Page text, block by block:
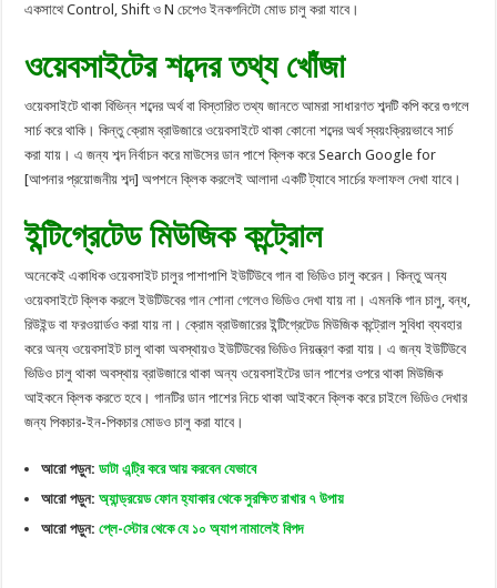
একসাথে Control, Shift ও N চেপেও ইনকগনিটো মোড চালু করা যাবে।
ওয়েবসাইটের শব্দের তথ্য খোঁজা
ওয়েবসাইটে থাকা বিভিন্ন শব্দের অর্থ বা বিস্তারিত তথ্য জানতে আমরা সাধারণত শব্দটি কপি করে গুগলে
সার্চ করে থাকি। কিন্তু ক্রোম ব্রাউজারে ওয়েবসাইটে থাকা কোনো শব্দের অর্থ স্বয়ংক্রিয়ভাবে সার্চ
করা যায়। এ জন্য শব্দ নির্বাচন করে মাউসের ডান পাশে ক্লিক করে Search Google for
[আপনার প্রয়োজনীয় শব্দ] অপশনে ক্লিক করলেই আলাদা একটি ট্যাবে সার্চের ফলাফল দেখা যাবে।
ইন্টিগ্রেটেড মিউজিক কন্ট্রোল
অনেকেই একাধিক ওয়েবসাইট চালুর পাশাপাশি ইউটিউবে গান বা ভিডিও চালু করেন। কিন্তু অন্য
ওয়েবসাইটে ক্লিক করলে ইউটিউবের গান শোনা গেলেও ভিডিও দেখা যায় না। এমনকি গান চালু, বন্ধ,
রিউইন্ড বা ফরওয়ার্ডও করা যায় না। ক্রোম ব্রাউজারের ইন্টিগ্রেটেড মিউজিক কন্ট্রোল সুবিধা ব্যবহার
করে অন্য ওয়েবসাইট চালু থাকা অবস্থায়ও ইউটিউবের ভিডিও নিয়ন্ত্রণ করা যায়। এ জন্য ইউটিউবে
ভিডিও চালু থাকা অবস্থায় ব্রাউজারে থাকা অন্য ওয়েবসাইটের ডান পাশের ওপরে থাকা মিউজিক
আইকনে ক্লিক করতে হবে। গানটির ডান পাশের নিচে থাকা আইকনে ক্লিক করে চাইলে ভিডিও দেখার
জন্য পিকচার-ইন-পিকচার মোডও চালু করা যাবে।
আরো পড়ুন:ডাটা এন্ট্রি করে আয় করবেন যেভাবে
আরো পড়ুন:অ্যান্ড্রয়েড ফোন হ্যাকার থেকে সুরক্ষিত রাখার ৭ উপায়
আরো পড়ুন:প্লে-স্টোর থেকে যে ১০ অ্যাপ নামালেই বিপদ